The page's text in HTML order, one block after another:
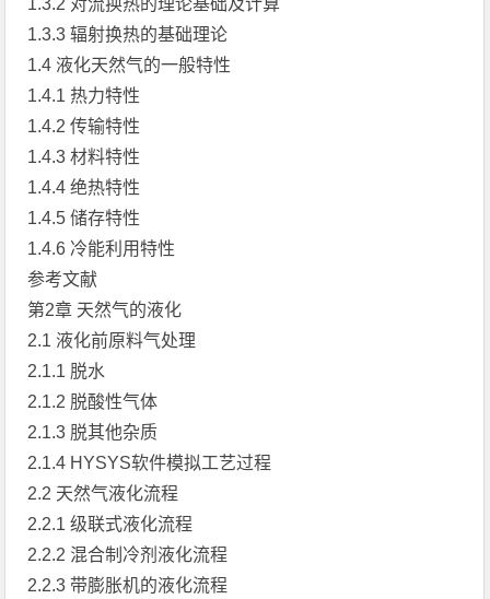
1.3.2 对流换热的理论基础及计算
1.3.3 辐射换热的基础理论
1.4 液化天然气的一般特性
1.4.1 热力特性
1.4.2 传输特性
1.4.3 材料特性
1.4.4 绝热特性
1.4.5 储存特性
1.4.6 冷能利用特性
参考文献
第2章 天然气的液化
2.1 液化前原料气处理
2.1.1 脱水
2.1.2 脱酸性气体
2.1.3 脱其他杂质
2.1.4 HYSYS软件模拟工艺过程
2.2 天然气液化流程
2.2.1 级联式液化流程
2.2.2 混合制冷剂液化流程
2.2.3 带膨胀机的液化流程